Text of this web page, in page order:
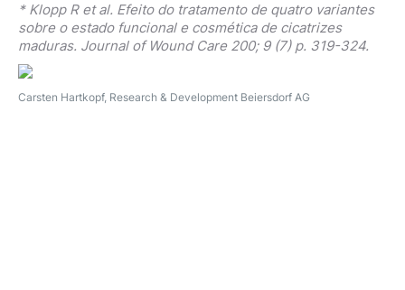
Carsten Hartkopf, Research & Development Beiersdorf AG
* Klopp R et al. Efeito do tratamento de quatro variantes
sobre o estado funcional e cosmética de cicatrizes
maduras. Journal of Wound Care 200; 9 (7) p. 319-324.